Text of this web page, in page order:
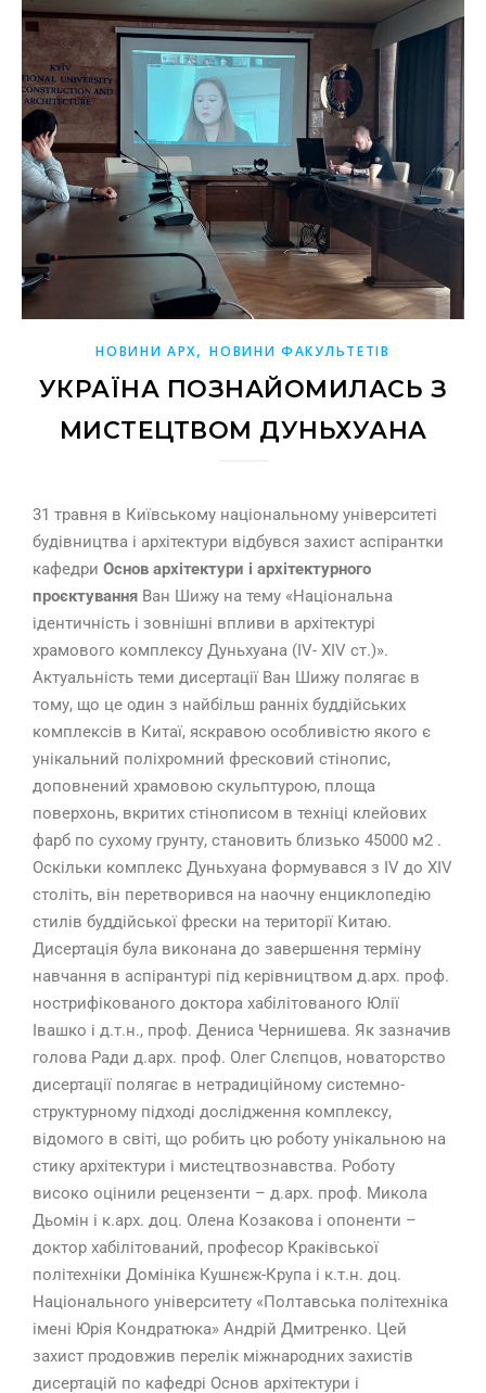
НОВИНИ АРХ,НОВИНИ ФАКУЛЬТЕТІВ
УКРАЇНА ПОЗНАЙОМИЛАСЬ З
МИСТЕЦТВОМ ДУНЬХУАНА
31 травня в Київському національному університеті
будівництва і архітектури відбувся захист аспірантки
кафедри Основ архітектури і архітектурного
проєктування Ван Шижу на тему «Національна
ідентичність і зовнішні впливи в архітектурі
храмового комплексу Дуньхуана (IV- XIV ст.)».
Актуальність теми дисертації Ван Шижу полягає в
тому, що це один з найбільш ранніх буддійських
комплексів в Китаї, яскравою особливістю якого є
унікальний поліхромний фресковий стінопис,
доповнений храмовою скульптурою, площа
поверхонь, вкритих стінописом в техніці клейових
фарб по сухому грунту, становить близько 45000 м2 .
Оскільки комплекс Дуньхуана формувався з IV до XIV
століть, він перетворився на наочну енциклопедію
стилів буддійської фрески на території Китаю.
Дисертація була виконана до завершення терміну
навчання в аспірантурі під керівництвом д.арх. проф.
нострифікованого доктора хабілітованого Юлії
Івашко і д.т.н., проф. Дениса Чернишева. Як зазначив
голова Ради д.арх. проф. Олег Слєпцов, новаторство
дисертації полягає в нетрадиційному системно-
структурному підході дослідження комплексу,
відомого в світі, що робить цю роботу унікальною на
стику архітектури і мистецтвознавства. Роботу
високо оцінили рецензенти – д.арх. проф. Микола
Дьомін і к.арх. доц. Олена Козакова і опоненти –
доктор хабілітований, професор Краківської
політехніки Домініка Кушнєж-Крупа і к.т.н. доц.
Національного університету «Полтавська політехніка
імені Юрія Кондратюка» Андрій Дмитренко. Цей
захист продовжив перелік міжнародних захистів
дисертацій по кафедрі Основ архітектури і